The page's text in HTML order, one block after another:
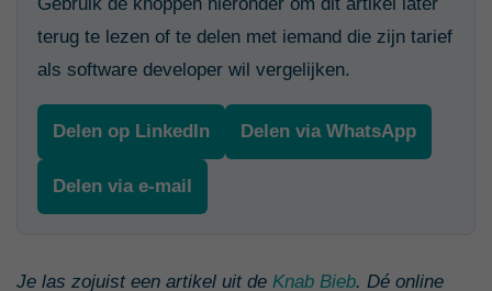
terug te lezen of te delen met iemand die zijn tarief
als software developer wil vergelijken.
Delen op LinkedIn Delen via WhatsApp
Delen via e-mail
Je las zojuist een artikel uit de Knab Bieb. Dé online